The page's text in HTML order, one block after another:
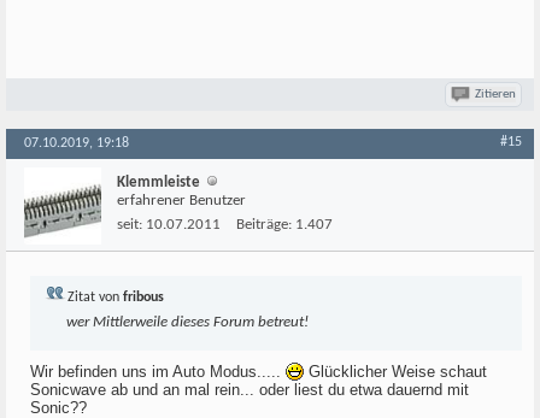
Zitieren
07.10.2019, 19:18 #15
Klemmleiste
erfahrener Benutzer
seit: 10.07.2011 Beiträge: 1.407
Zitat von fribous
wer Mittlerweile dieses Forum betreut!
Wir befinden uns im Auto Modus.....
Glücklicher Weise schaut
Sonicwave ab und an mal rein... oder liest du etwa dauernd mit
Sonic??